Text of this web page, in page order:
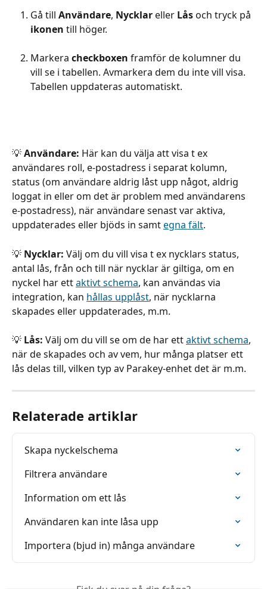
Gå till Användare, Nycklar eller Lås och tryck på
ikonen till höger.
Markera checkboxen framför de kolumner du
vill se i tabellen. Avmarkera dem du inte vill visa.
Tabellen uppdateras automatiskt.
💡 Användare: Här kan du välja att visa t ex
användares roll, e-postadress i separat kolumn,
status (om användare aldrig låst upp något, aldrig
loggat in eller om det är problem med användarens
e-postadress), när användare senast var aktiva,
uppdaterades eller bjöds in samt egna fält.
💡 Nycklar: Välj om du vill visa t ex nycklars status,
antal lås, från och till när nycklar är giltiga, om en
nyckel har ett aktivt schema, kan användas via
integration, kan hållas upplåst, när nycklarna
skapades eller uppdaterades, m.m.
💡 Lås: Välj om du vill se om de har ett aktivt schema,
när de skapades och av vem, hur många platser ett
lås delas till, vilken typ av Parakey-enhet det är m.m.
Relaterade artiklar
Skapa nyckelschema
Filtrera användare
Information om ett lås
Användaren kan inte låsa upp
Importera (bjud in) många användare